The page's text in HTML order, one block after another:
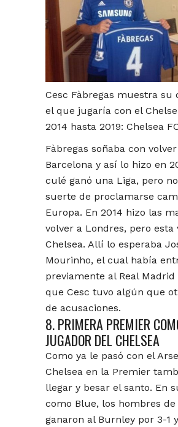
Cesc Fàbregas muestra su
el que jugaría con el
2014 hasta 2019: Chelsea
Fàbregas soñaba con
Barcelona y así lo hizo en
culé ganó una Liga, pero
suerte de proclamarse
Europa. En 2014 hizo las
volver a Londres, pero esta
Chelsea. Allí lo esperaba
Mourinho, el cual había
previamente al Real Madrid
que Cesc tuvo algún que
de acusaciones.
8. PRIMERA PREMIER
JUGADOR DEL CHELSEA
Como ya le pasó con el
Chelsea en la Premier
llegar y besar el santo. En
como Blue, los hombres de
ganaron al Burnley por 3-1